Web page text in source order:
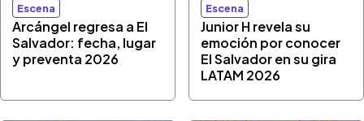
Escena
Arcángel regresa a El
Salvador: fecha, lugar
y preventa 2026
Escena
Junior H revela su
emoción por conocer
El Salvador en su gira
LATAM 2026